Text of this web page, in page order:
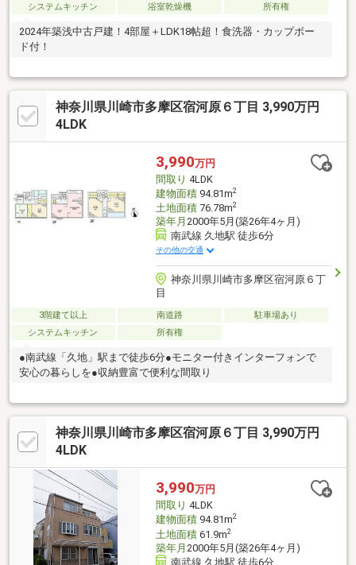
システムキッチン
浴室乾燥機 所有権
2024年築浅中古戸建！4部屋＋LDK18帖超！食洗器・カップボー
ド付！
神奈川県川崎市多摩区宿河原６丁目 3,990万円
4LDK
3,990万円
間取り 4LDK
建物面積94.81m2
土地面積76.78m2
築年月 2000年5月(築26年4ヶ月)
南武線 久地駅 徒歩6分
その他の交通
神奈川県川崎市多摩区宿河原６丁
目
3階建て以上 南道路
駐車場あり
システムキッチン
所有権
●南武線「久地」駅まで徒歩6分●モニター付きインターフォンで
安心の暮らしを●収納豊富で便利な間取り
神奈川県川崎市多摩区宿河原６丁目 3,990万円
4LDK
3,990万円
間取り 4LDK
建物面積94.81m2
土地面積61.9m2
築年月 2000年5月(築26年4ヶ月)
南武線 久地駅 徒歩6分